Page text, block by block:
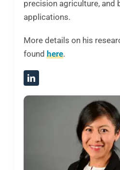
precision agriculture, and
applications.
More details on his
foundhere.